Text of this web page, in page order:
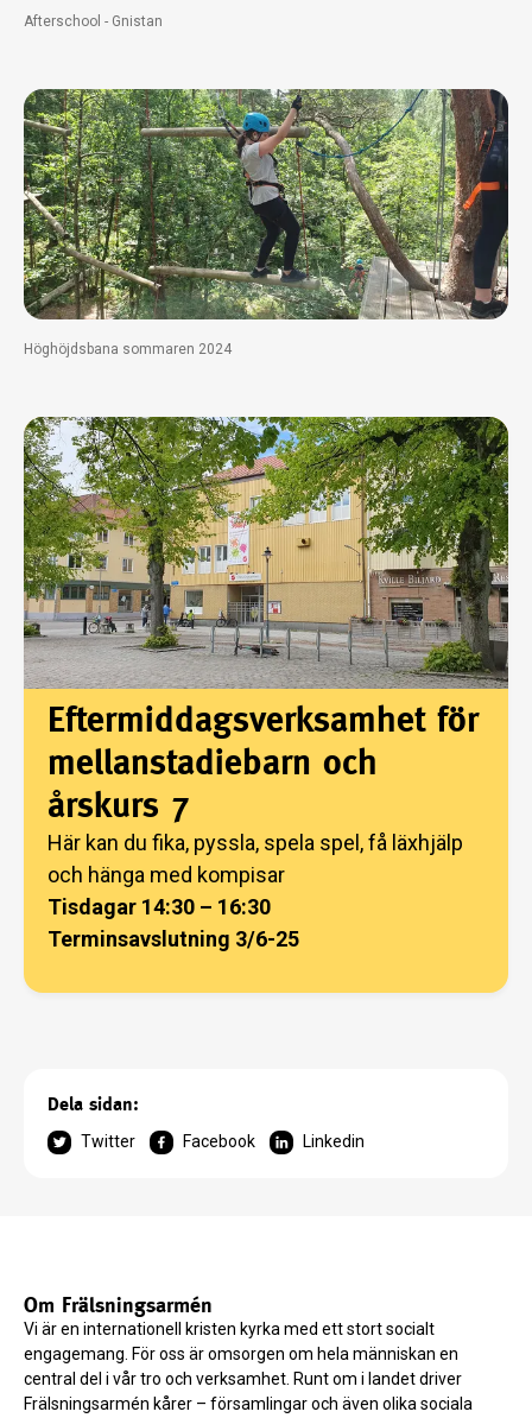
Afterschool - Gnistan
Höghöjdsbana sommaren 2024
Eftermiddagsverksamhet för
mellanstadiebarn och
årskurs 7
Här kan du fika, pyssla, spela spel, få läxhjälp
och hänga med kompisar
Tisdagar 14:30 – 16:30
Terminsavslutning 3/6-25
Dela sidan:
Twitter Facebook Linkedin
Om Frälsningsarmén
Vi är en internationell kristen kyrka med ett stort socialt
engagemang. För oss är omsorgen om hela människan en
central del i vår tro och verksamhet. Runt om i landet driver
Frälsningsarmén kårer – församlingar och även olika sociala